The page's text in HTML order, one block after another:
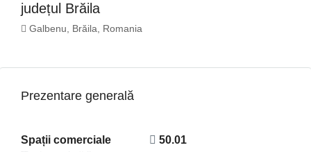
județul Brăila
Galbenu, Brăila, Romania
Prezentare generală
Spații comerciale
50.01